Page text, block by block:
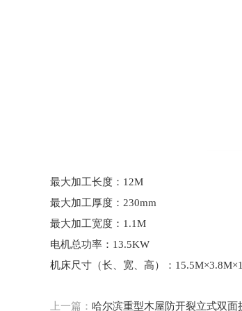
最大加工长度：12M
最大加工厚度：230mm
最大加工宽度：1.1M
电机总功率：13.5KW
机床尺寸（长、宽、高）：
上一篇： 哈尔滨重型木屋防开裂立式双面